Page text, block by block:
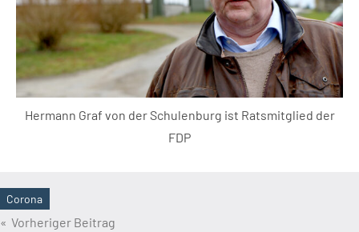
Hermann Graf von der Schulenburg ist Ratsmitglied der
FDP
Schlagwörter
Corona
Beitragsnavigation
Vorheriger Beitrag